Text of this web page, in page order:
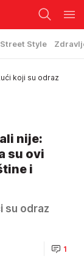
Street Style
koji su odraz
nije:
su ovi
i
su odraz
1